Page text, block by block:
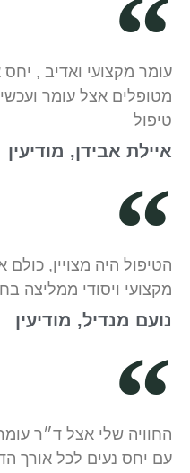
עומר מקצועי ואדיב , יחס
מטופלים אצל עומר
טיפול
איילת אבידן, מודיעין
הטיפול היה מצויין, כולם
מקצועי ויסודי ממליצה
נועם מנדיל, מודיעין
החוויה שלי אצל ד״ר
עם יחס נעים לכל אורך